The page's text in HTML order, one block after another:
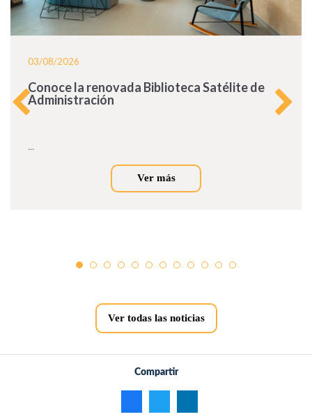
03/08/2026
Conoce la renovada Biblioteca Satélite de
Administración
...
Ver más
Ver todas las noticias
Compartir